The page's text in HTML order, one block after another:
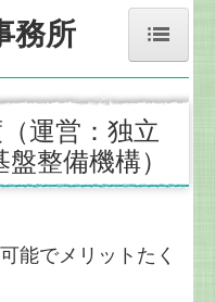
運営：独立
整備機構）
能でメリットたく